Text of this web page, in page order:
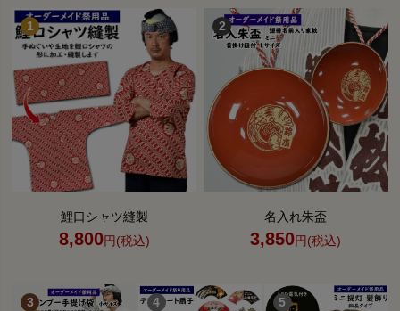
鯉口シャツ縫製
8,800円(税込)
名入れ朱盃
3,850円(税込)